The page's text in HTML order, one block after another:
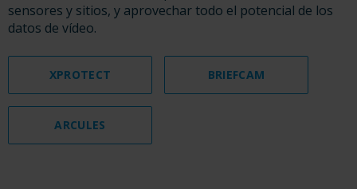
sensores y sitios, y aprovechar todo el potencial de los
datos de vídeo.
XPROTECT BRIEFCAM
ARCULES